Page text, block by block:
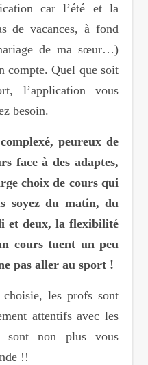
car l’été et la
de vacances, à fond
de ma sœur…)
compte. Quel que soit
l’application vous
besoin.
peureux de
face à des adaptes,
choix de cours qui
soyez du matin, du
et deux, la flexibilité
cours tuent un peu
pas aller au sport !
les profs sont
attentifs avec les
sont non plus vous
!!